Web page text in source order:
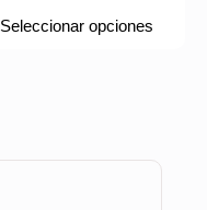
Seleccionar opciones